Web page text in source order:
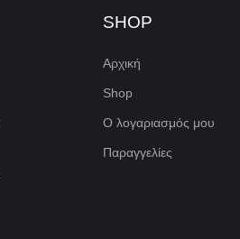
SHOP
Αρχική
Shop
Ο λογαριασμός μου
Παραγγελίες